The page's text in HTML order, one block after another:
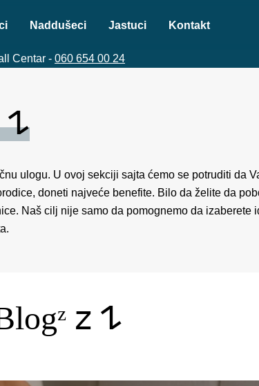
Naddušeci Jastuci Kontakt
Centar - 060 654 00 24
Dobrodošli na Weltner Blogᶻ 𝗓 𐰁
ulogu. U ovoj sekciji sajta ćemo se potruditi da
doneti najveće benefite. Bilo da želite da
Naš cilj nije samo da pomognemo da izaberete
Blogᶻ 𝗓 𐰁